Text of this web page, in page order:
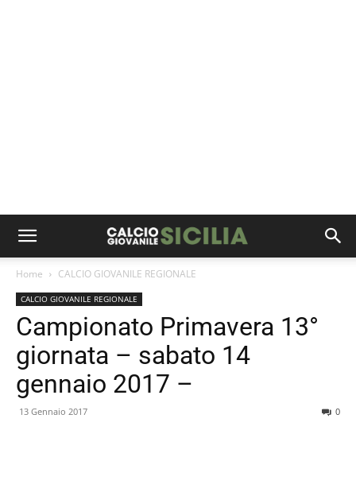
Home CALCIO GIOVANILE REGIONALE
CALCIO GIOVANILE REGIONALE
Campionato Primavera 13°
giornata – sabato 14
gennaio 2017 –
13 Gennaio 2017 0